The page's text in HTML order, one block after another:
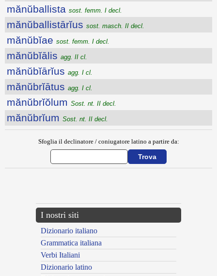
mănŭballista sost. femm. I decl.
mănŭballistārĭus sost. masch. II decl.
mănŭbĭae sost. femm. I decl.
mănŭbĭālis agg. II cl.
mănŭbĭārĭus agg. I cl.
mănŭbrĭātus agg. I cl.
mănŭbrĭŏlum Sost. nt. II decl.
mănŭbrĭum Sost. nt. II decl.
Sfoglia il declinatore / coniugatore latino a partire da:
I nostri siti
Dizionario italiano
Grammatica italiana
Verbi Italiani
Dizionario latino